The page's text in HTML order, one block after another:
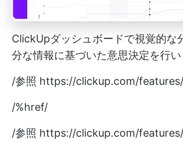
ClickUpダッシュボードで視覚的な
分な情報に基づいた意思決定を行い
/参照 https://clickup.com/
/%href/
/参照 https://clickup.com/